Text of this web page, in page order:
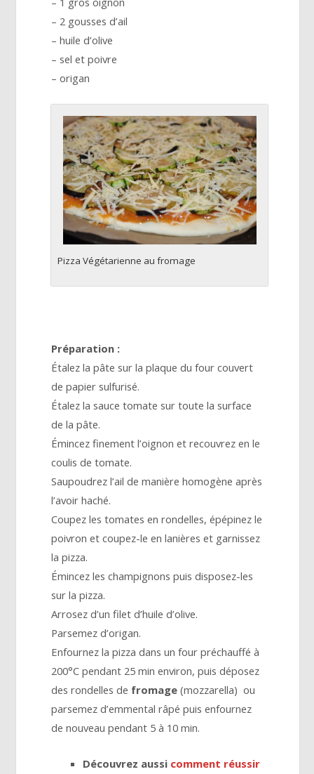
– 2 gousses d’ail
– huile d’olive
– sel et poivre
– origan
Pizza Végétarienne au fromage
Préparation :
Étalez la pâte sur la plaque du four couvert
de papier sulfurisé.
Étalez la sauce tomate sur toute la surface
de la pâte.
Émincez finement l’oignon et recouvrez en le
coulis de tomate.
Saupoudrez l’ail de manière homogène après
l’avoir haché.
Coupez les tomates en rondelles, épépinez le
poivron et coupez-le en lanières et garnissez
la pizza.
Émincez les champignons puis disposez-les
sur la pizza.
Arrosez d’un filet d’huile d’olive.
Parsemez d’origan.
Enfournez la pizza dans un four préchauffé à
200°C pendant 25 min environ, puis déposez
des rondelles de fromage (mozzarella) ou
parsemez d’emmental râpé puis enfournez
de nouveau pendant 5 à 10 min.
Découvrez aussi comment réussir